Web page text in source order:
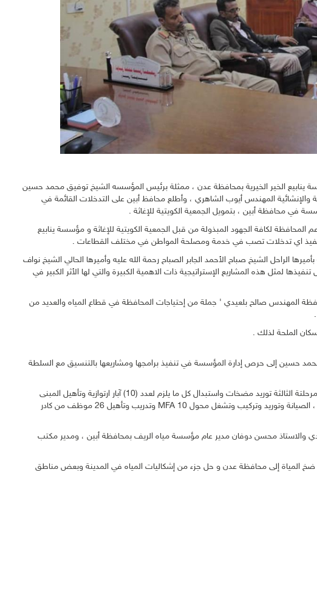
ينابيع الخير الخيرية بمحافظة عدن ، ممثلة برئيس المؤسسه الشيخ توفيق محمد حسين
والإنشائية المهندس أيوب الشاهري ، وأطلع محافظ أبين على التدخلات القائمة في
في محافظة أبين ، بتمويل الجمعية الكويتية للإغاثة .
لكافة الجهود المبذولة من قبل الجمعية الكويتية للإغاثة و مؤسسة ينابيع
لتنفيذ اي تدخلات تصب في خدمة ومصلحة المواطن في مختلف القطاعات .
الراحل الشيخ صباح الأحمد الجابر الصباح رحمة الله عليه وأميرها الحالي الشيخ نواف
لمثل هذه المشاريع الإستراتيجية ذات الاهمية الكبيرة والتي لها الأثر الكبير في
المهندس صالح بلعيدي ' جملة من إحتياجات المحافظة في قطاع المياه والعديد من
الملحة لذلك .
حسين إلى حرص إدارة المؤسسة في تنفيذ برامجها ومشاريعها بالتنسيق مع السلطة
حيث شملت التدخلات في مشروع إعادة تأهيل مياه الحصن في مرحلتة الثالثة توريد مضخات واستبدال كل ما يلزم لعدد (10) آبار ارتوازية وتأهيل المبنى
الرئيسي للمحطة بالإضافة ترميم الورشة والمكاتب وتجهيز قسم ، الصيانة وتوريد وتركيب وتشغل محول 10 MFA وتدريب وتأهيل 26 موظف من كادر
والاستاذ محسن دوفان مدير عام مؤسسة مياه الريف بمحافظة أبين ، ومدير مكتب
المياة إلى محافظة عدن و حل جزء من إشكاليات المياه في المدينة وبعض مناطق